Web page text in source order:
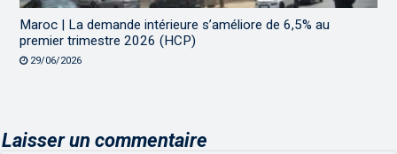
Maroc | La demande intérieure s’améliore de 6,5% au
premier trimestre 2026 (HCP)
29/06/2026
Laisser un commentaire